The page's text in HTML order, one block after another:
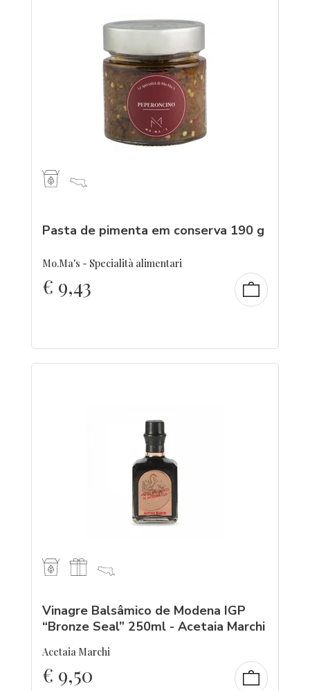
Pasta de pimenta em conserva 190 g
Mo.Ma's - Specialità alimentari
€ 9,43
Vinagre Balsâmico de Modena IGP
“Bronze Seal” 250ml - Acetaia Marchi
Acetaia Marchi
€ 9,50